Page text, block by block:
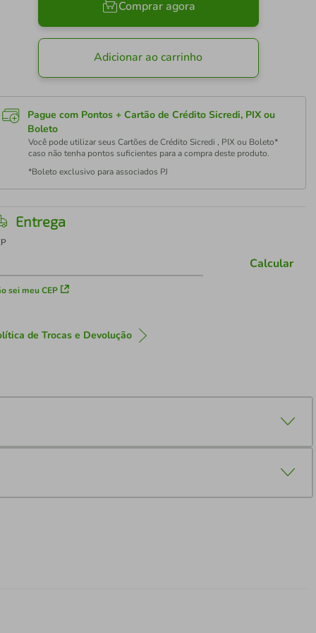
Comprar agora
Adicionar ao carrinho
Pague com Pontos + Cartão de Crédito Sicredi, PIX ou
Boleto
Você pode utilizar seus Cartões de Crédito Sicredi , PIX ou Boleto*
caso não tenha pontos suficientes para a compra deste produto.
*Boleto exclusivo para associados PJ
Entrega
sei meu CEP
Calcular
de Trocas e Devolução